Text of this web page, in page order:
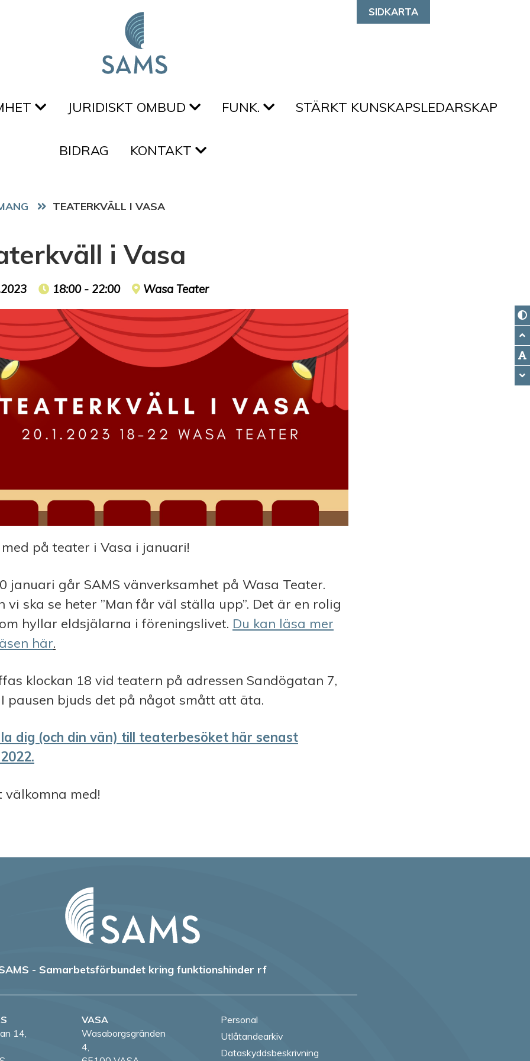
SIDKARTA
JURIDISKT OMBUD FUNK. STÄRKT KUNSKAPSLEDARSKAP
BIDRAG KONTAKT
TEATERKVÄLL I VASA
i Vasa
date Event time
18:00 - 22:00 Event location
Wasa Teater
på teater i Vasa i januari!
januari går SAMS vänverksamhet på Wasa Teater.
vi ska se heter ”Man får väl ställa upp”. Det är en rolig
hyllar eldsjälarna i föreningslivet. Du kan läsa mer
här.
klockan 18 vid teatern på adressen Sandögatan 7,
I pausen bjuds det på något smått att äta.
dig (och din vän) till teaterbesöket här senast
välkomna med!
- Samarbetsförbundet kring funktionshinder rf
14,
VASA
Wasaborgsgränden
4,
Personal
Utlåtandearkiv
Dataskyddsbeskrivning